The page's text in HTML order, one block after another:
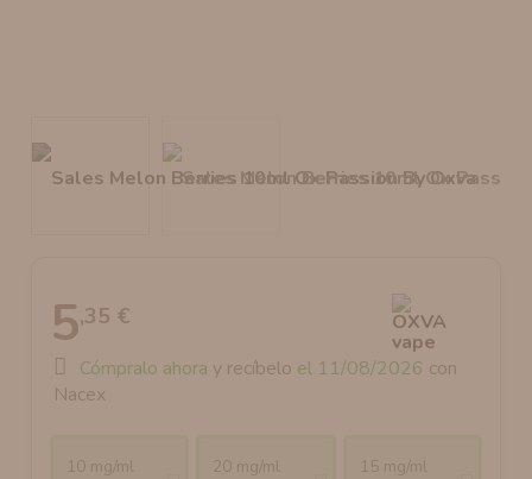
5,35 €
Cómpralo ahora y recíbelo el 11/08/2026 con
Nacex
10 mg/ml 20 mg/ml 15 mg/ml